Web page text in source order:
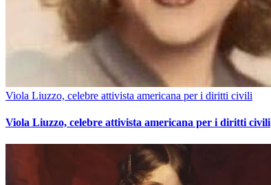
Viola Liuzzo, celebre attivista americana per i diritti civili
Viola Liuzzo, celebre attivista americana per i diritti civili